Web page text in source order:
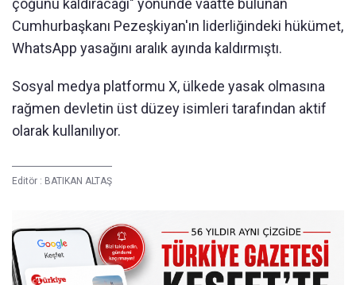
çoğunu kaldıracağı" yönünde vaatte bulunan
Cumhurbaşkanı Pezeşkiyan'ın liderliğindeki hükümet,
WhatsApp yasağını aralık ayında kaldırmıştı.
Sosyal medya platformu X, ülkede yasak olmasına
rağmen devletin üst düzey isimleri tarafından aktif
olarak kullanılıyor.
Editör : BATIKAN ALTAŞ